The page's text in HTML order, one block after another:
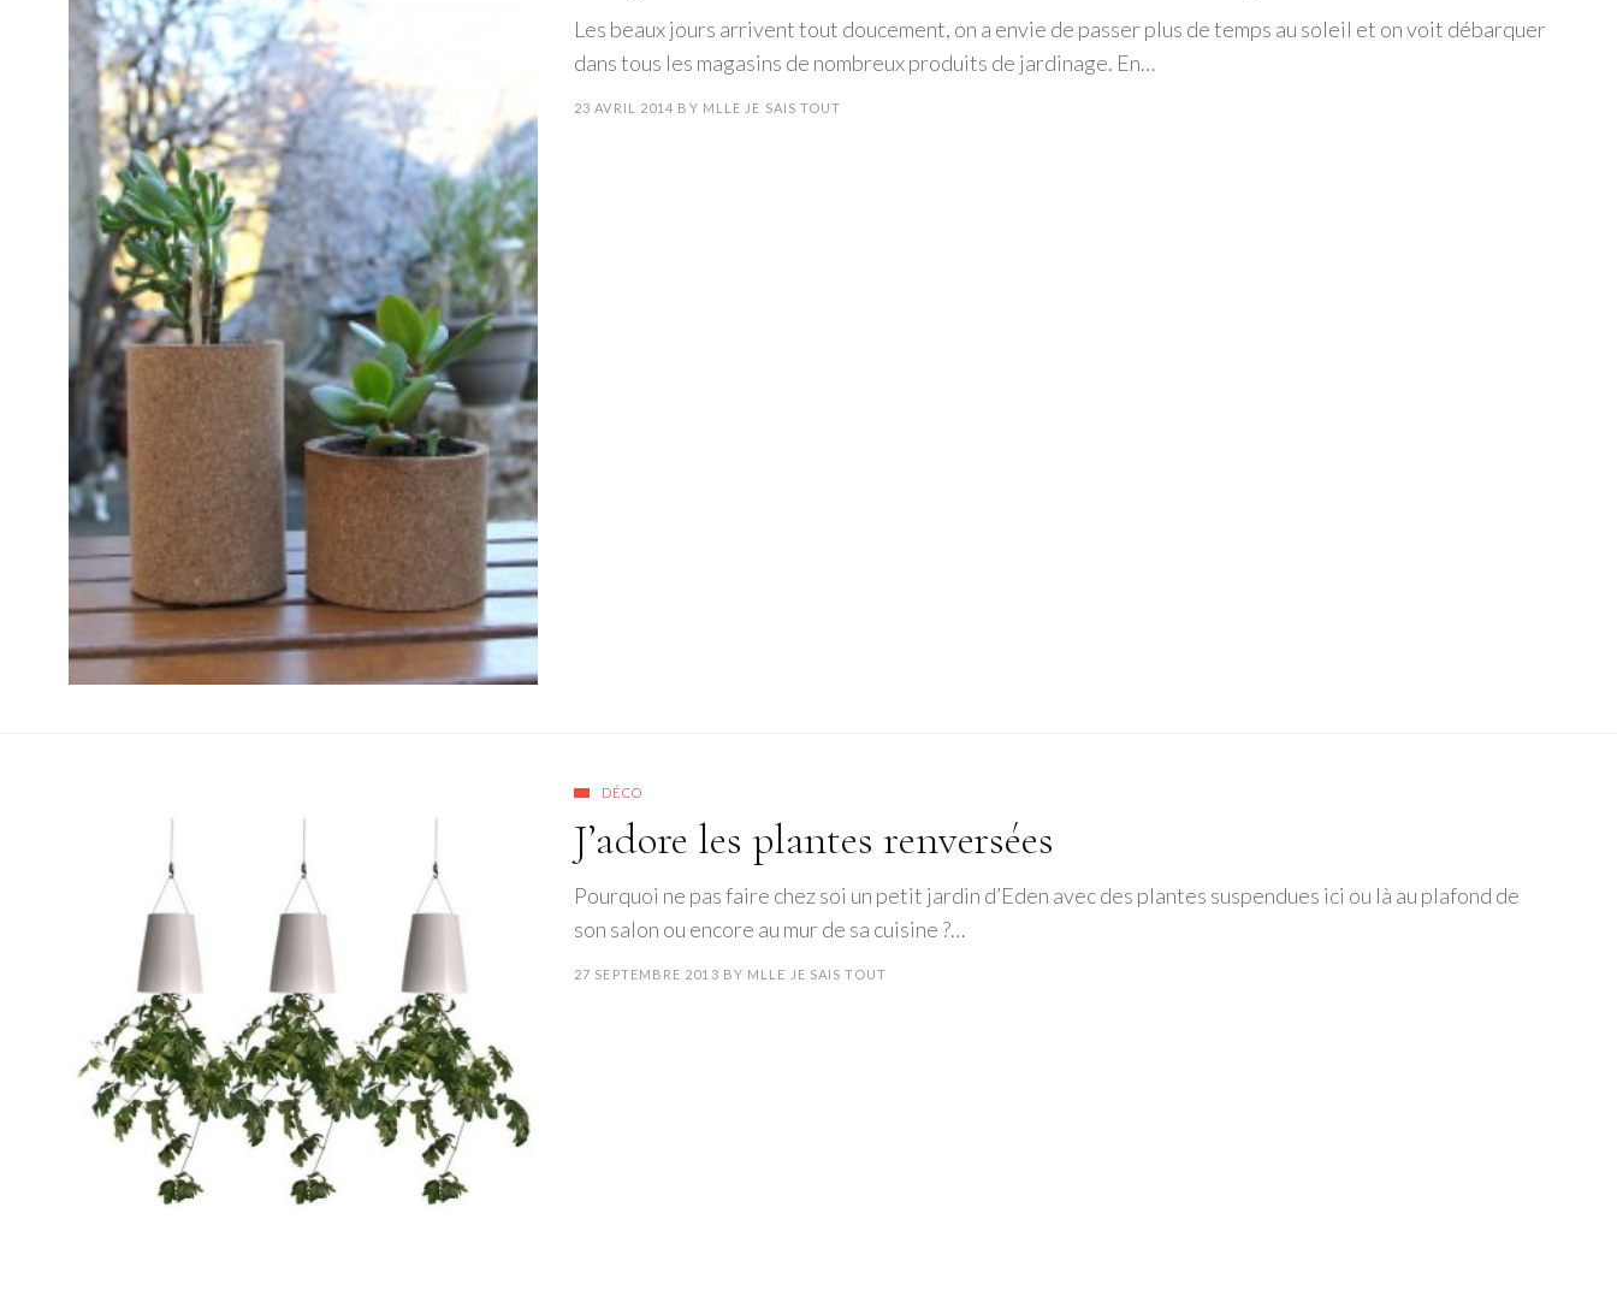
Les beaux jours arrivent tout doucement, on a envie de passer plus de temps au soleil et on voit débarquer
dans tous les magasins de nombreux produits de jardinage. En…
23 AVRIL 2014 BY MLLE JE SAIS TOUT
DÉCO
J’adore les plantes renversées
Pourquoi ne pas faire chez soi un petit jardin d’Eden avec des plantes suspendues ici ou là au plafond de
son salon ou encore au mur de sa cuisine ?…
27 SEPTEMBRE 2013 BY MLLE JE SAIS TOUT